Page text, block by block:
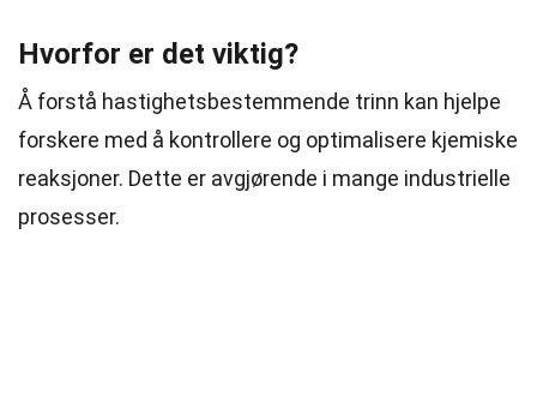
Hvorfor er det viktig?
Å forstå hastighetsbestemmende trinn kan hjelpe
forskere med å kontrollere og optimalisere kjemiske
reaksjoner. Dette er avgjørende i mange industrielle
prosesser.